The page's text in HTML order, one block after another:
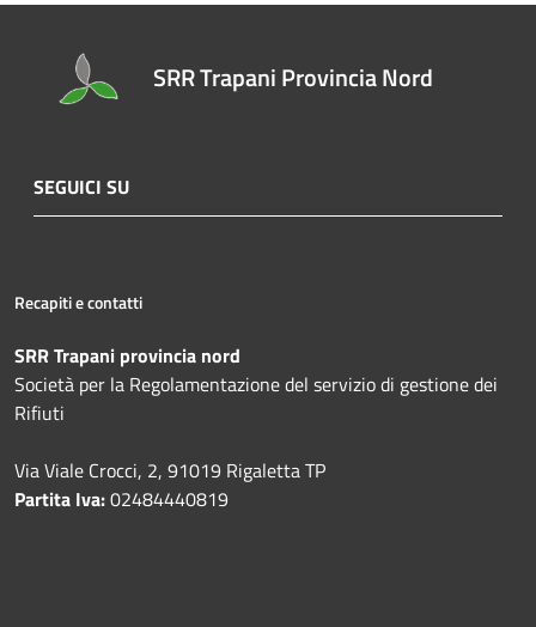
SRR Trapani Provincia Nord
SEGUICI SU
Recapiti e contatti
SRR Trapani provincia nord
Società per la Regolamentazione del servizio di gestione dei
Rifiuti
Via Viale Crocci, 2, 91019 Rigaletta TP
Partita Iva:02484440819